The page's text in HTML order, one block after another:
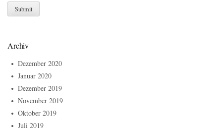
Archiv
Dezember 2020
Januar 2020
Dezember 2019
November 2019
Oktober 2019
Juli 2019